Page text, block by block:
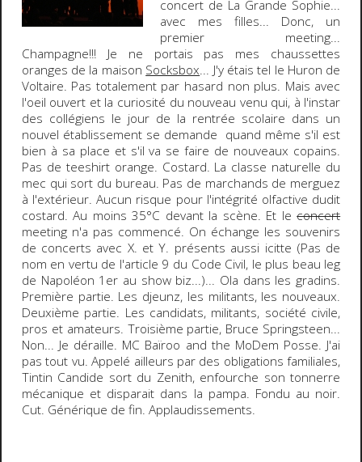
concert de La Grande Sophie...
avec mes filles... Donc, un
premier meeting...
Champagne!!! Je ne portais pas mes chaussettes
oranges de la maison Socksbox... J'y étais tel le Huron de
Voltaire. Pas totalement par hasard non plus. Mais avec
l'oeil ouvert et la curiosité du nouveau venu qui, à l'instar
des collégiens le jour de la rentrée scolaire dans un
nouvel établissement se demande quand même s'il est
bien à sa place et s'il va se faire de nouveaux copains.
Pas de teeshirt orange. Costard. La classe naturelle du
mec qui sort du bureau. Pas de marchands de merguez
à l'extérieur. Aucun risque pour l'intégrité olfactive dudit
costard. Au moins 35°C devant la scène. Et leconcert
meeting n'a pas commencé. On échange les souvenirs
de concerts avec X. et Y. présents aussi icitte (Pas de
nom en vertu de l'article 9 du Code Civil, le plus beau leg
de Napoléon 1er au show biz...)... Ola dans les gradins.
Première partie. Les djeunz, les militants, les nouveaux.
Deuxième partie. Les candidats, militants, société civile,
pros et amateurs. Troisième partie, Bruce Springsteen...
Non... Je déraille. MC Baïroo and the MoDem Posse. J'ai
pas tout vu. Appelé ailleurs par des obligations familiales,
Tintin Candide sort du Zenith, enfourche son tonnerre
mécanique et disparait dans la pampa. Fondu au noir.
Cut. Générique de fin. Applaudissements.